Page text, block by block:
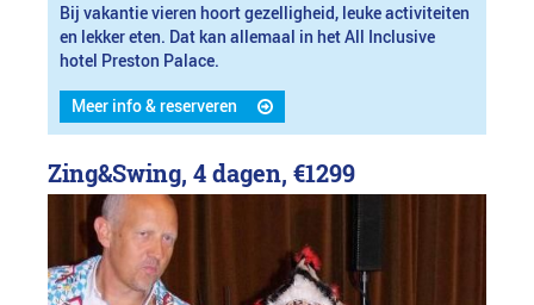
Bij vakantie vieren hoort gezelligheid, leuke activiteiten
en lekker eten. Dat kan allemaal in het All Inclusive
hotel Preston Palace.
Meer info & reserveren
Zing&Swing, 4 dagen, €1299